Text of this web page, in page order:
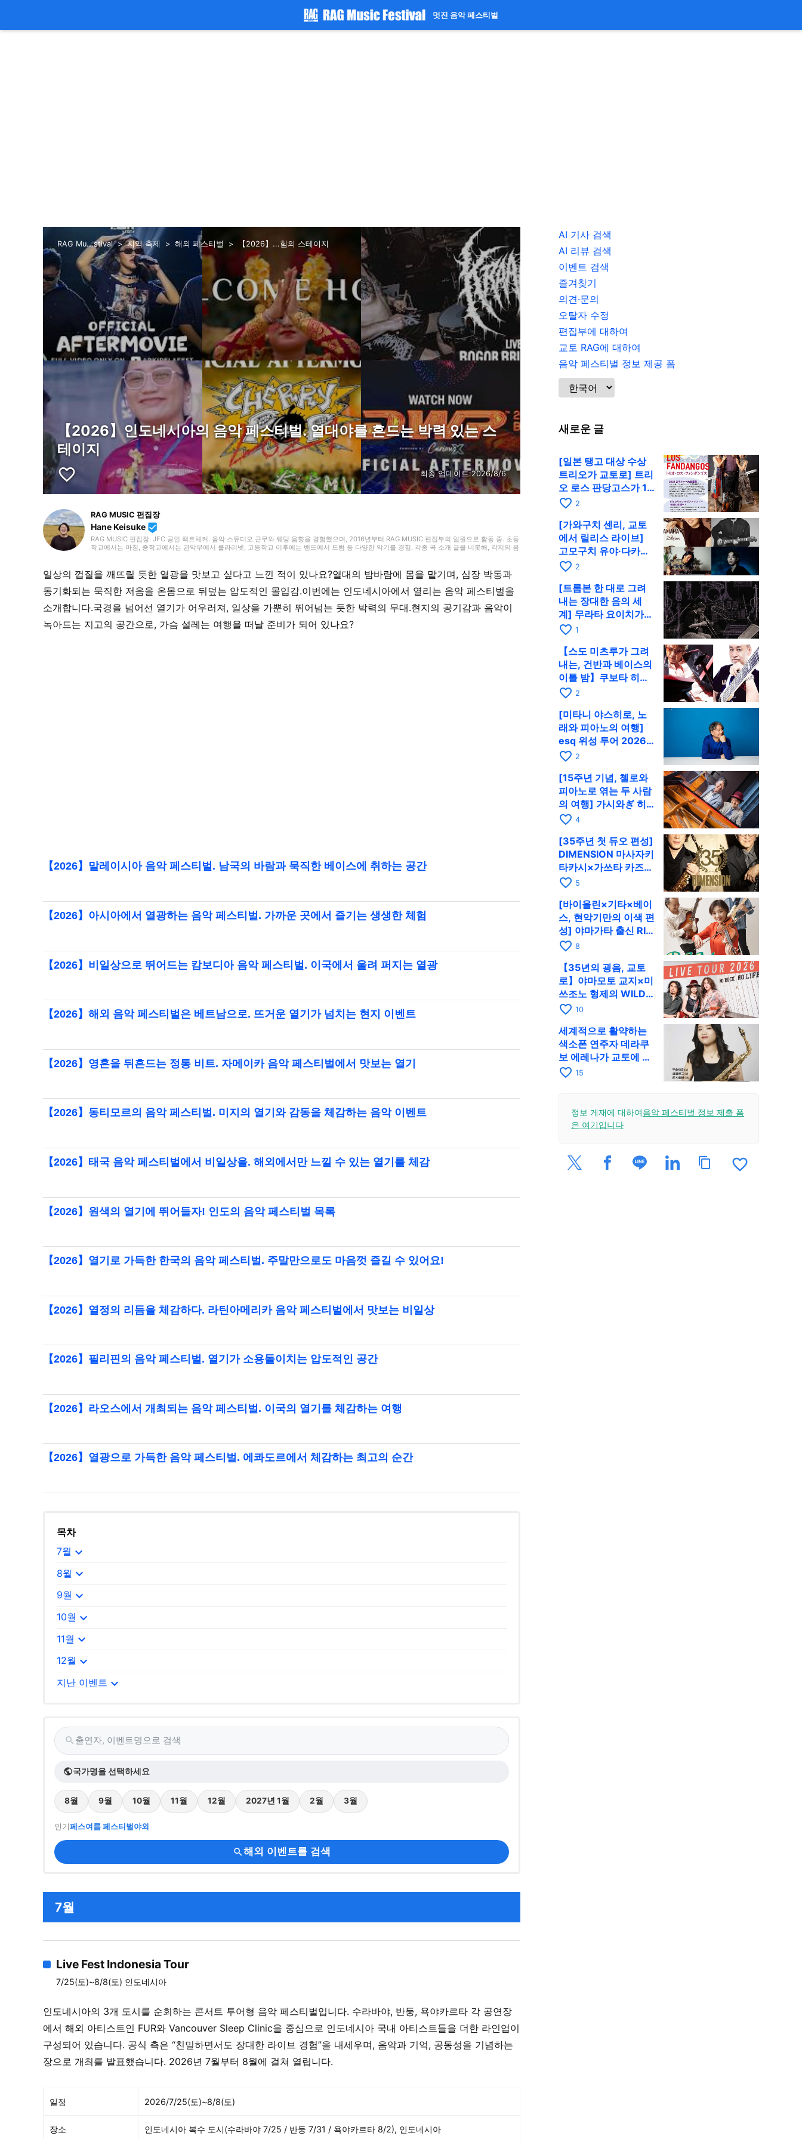
멋진 음악 페스티벌
RAG Mu...stival 지역 축제 해외 페스티벌 【2026】...힘의 스테이지
【2026】인도네시아의 음악 페스티벌. 열대야를 흔드는 박력 있는 스
테이지
favorite_border 최종 업데이트:2026/8/6
RAG MUSIC 편집장
Hane Keisuke beenhere
RAG MUSIC 편집장. JFC 공인 팩트체커. 음악 스튜디오 근무와 웨딩 음향을 경험했으며, 2016년부터 RAG MUSIC 편집부의 일원으로 활동 중. 초등
학교에서는 마칭, 중학교에서는 관악부에서 클라리넷, 고등학교 이후에는 밴드에서 드럼 등 다양한 악기를 경험. 각종 곡 소개 글을 비롯해, 각지의 음
일상의 껍질을 깨뜨릴 듯한 열광을 맛보고 싶다고 느낀 적이 있나요?열대의 밤바람에 몸을 맡기며, 심장 박동과
동기화되는 묵직한 저음을 온몸으로 뒤덮는 압도적인 몰입감.이번에는 인도네시아에서 열리는 음악 페스티벌을
소개합니다.국경을 넘어선 열기가 어우러져, 일상을 가뿐히 뛰어넘는 듯한 박력의 무대.현지의 공기감과 음악이
녹아드는 지고의 공간으로, 가슴 설레는 여행을 떠날 준비가 되어 있나요?
【2026】말레이시아 음악 페스티벌. 남국의 바람과 묵직한 베이스에 취하는 공간
【2026】아시아에서 열광하는 음악 페스티벌. 가까운 곳에서 즐기는 생생한 체험
【2026】비일상으로 뛰어드는 캄보디아 음악 페스티벌. 이국에서 울려 퍼지는 열광
【2026】해외 음악 페스티벌은 베트남으로. 뜨거운 열기가 넘치는 현지 이벤트
【2026】영혼을 뒤흔드는 정통 비트. 자메이카 음악 페스티벌에서 맛보는 열기
【2026】동티모르의 음악 페스티벌. 미지의 열기와 감동을 체감하는 음악 이벤트
【2026】태국 음악 페스티벌에서 비일상을. 해외에서만 느낄 수 있는 열기를 체감
【2026】원색의 열기에 뛰어들자! 인도의 음악 페스티벌 목록
【2026】열기로 가득한 한국의 음악 페스티벌. 주말만으로도 마음껏 즐길 수 있어요!
【2026】열정의 리듬을 체감하다. 라틴아메리카 음악 페스티벌에서 맛보는 비일상
【2026】필리핀의 음악 페스티벌. 열기가 소용돌이치는 압도적인 공간
【2026】라오스에서 개최되는 음악 페스티벌. 이국의 열기를 체감하는 여행
【2026】열광으로 가득한 음악 페스티벌. 에콰도르에서 체감하는 최고의 순간
목차
7월 expand_more
8월 expand_more
9월 expand_more
10월 expand_more
11월 expand_more
12월 expand_more
지난 이벤트 expand_more
search 출연자, 이벤트명으로 검색
public국가명을 선택하세요
8월 9월 10월 11월 12월 2027년 1월 2월 3월
인기페스여름 페스티벌야외
search 해외 이벤트를 검색
7월
Live Fest Indonesia Tour
7/25(토)~8/8(토) 인도네시아
인도네시아의 3개 도시를 순회하는 콘서트 투어형 음악 페스티벌입니다. 수라바야, 반둥, 욕야카르타 각 공연장
에서 해외 아티스트인 FUR와 Vancouver Sleep Clinic을 중심으로 인도네시아 국내 아티스트들을 더한 라인업이
구성되어 있습니다. 공식 측은 “친밀하면서도 장대한 라이브 경험”을 내세우며, 음악과 기억, 공동성을 기념하는
장으로 개최를 발표했습니다. 2026년 7월부터 8월에 걸쳐 열립니다.
일정 2026/7/25(토)~8/8(토)
장소 인도네시아 복수 도시(수라바야 7/25 / 반둥 7/31 / 욕야카르타 8/2), 인도네시아
AI 기사 검색
AI 리뷰 검색
이벤트 검색
즐겨찾기
의견·문의
오탈자 수정
편집부에 대하여
교토 RAG에 대하여
음악 페스티벌 정보 제공 폼
새로운 글
[일본 탱고 대상 수상
트리오가 교토로] 트리
오 로스 판당고스가 10
월 9일 RAG에서 공연
favorite_border 2
[가와구치 센리, 교토
에서 릴리스 라이브]
고모구치 유야·다카하
시 요시키·도모다 준과
favorite_border 2
[트롬본 한 대로 그려
내는 장대한 음의 세
계] 무라타 요이치가
CD 발매 기념 투어로
favorite_border 1
【스도 미츠루가 그려
내는, 건반과 베이스의
이틀 밤】쿠보타 히로
시, 후지이 소라, 하나
서 공동 출연
favorite_border 2
[미타니 야스히로, 노
래와 피아노의 여행]
esq 위성 투어 2026
교토 공연을 10월에 개
favorite_border 2
[15주년 기념, 첼로와
피아노로 엮는 두 사람
의 여행] 가시와ぎ 히
로키 & 미쓰다 겐이치
RAG로
favorite_border 4
[35주년 첫 듀오 편성]
DIMENSION 마사자키
타카시×가쓰타 카즈키
가 10월 11일 교토
favorite_border 5
[바이올린×기타×베이
스, 현악기만의 이색 편
성] 야마가타 출신 RIM
이 첫 전국 투어로 8월
favorite_border 8
【35년의 굉음, 교토
로】야마모토 교지×미
쓰조노 형제의 WILD
FLAG가 8월 6일 RAG
favorite_border 10
세계적으로 활약하는
색소폰 연주자 데라쿠
보 에레나가 교토에 온
다! 콰르텟 투어 교토
favorite_border 15
정보 게재에 대하여음악 페스티벌 정보 제출 폼
은 여기입니다
content_copy favorite_border